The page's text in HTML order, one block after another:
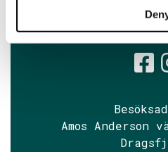
Prenumerera på
Amos Anderson